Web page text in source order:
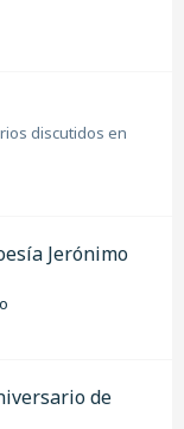
discutidos en
Jerónimo
de